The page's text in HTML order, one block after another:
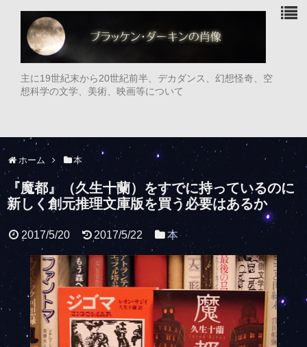
主に19世紀末から20世紀前半、デカダンス、幻想怪奇、空
想科学の文学、美術、映画等について
ホーム 本
『魔都』（久生十蘭）をすでに持っているのに
新しく創元推理文庫版を買う必要はあるか
2017/5/20 2017/5/22 本